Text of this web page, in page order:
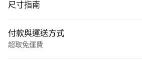
尺寸指南
付款與運送方式
超取免運費